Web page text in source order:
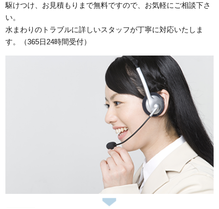
岡山県和気郡和気町衣笠へ台所蛇口の点検依頼でお伺
いしました。
岡山県総社市中央へ屋外蛇口の水漏れ点検依頼でお伺
岡山県津山市神戸へ屋外井戸ポンプの点検依頼でお伺
岡山県赤磐市上仁保へ屋外給水の水漏れ修理作業に伺
駆けつけ、お見積もりまで無料ですので、お気軽にご相談下さ
い。
水まわりのトラブルに詳しいスタッフが丁寧に対応いたしま
す。（365日24時間受付）